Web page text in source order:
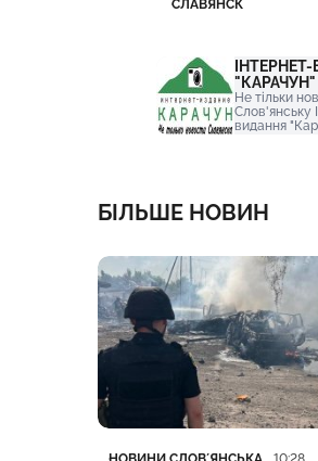
СЛАВЯНСК
"КАРАЧУН"
Не тільки
Слов'янську
видання
БІЛЬШЕ НОВИН
Категорія
Дата публікації